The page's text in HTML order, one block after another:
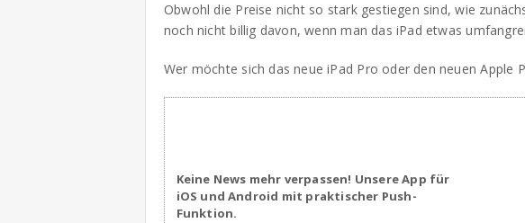
Obwohl die Preise nicht so stark gestiegen sind, wie
noch nicht billig davon, wenn man das iPad etwas
Wer möchte sich das neue iPad Pro oder den neuen Apple
Keine News mehr verpassen! Unsere App für
iOS und Android mit praktischer Push-
Funktion.